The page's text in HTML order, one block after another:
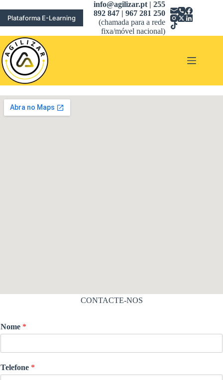
Plataforma E-Learning
info@agilizar.pt | 255
892 847 | 967 281 250
(chamada para a rede
fixa/móvel nacional)
CONTACTE-NOS
Nome *
Telefone *